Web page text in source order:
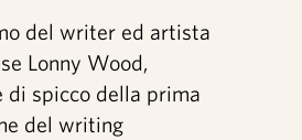
Festival
mostra
del writer ed artista
Lonny Wood,
di spicco della prima
del writing